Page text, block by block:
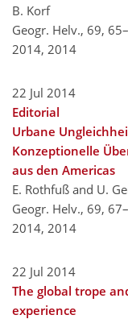
B. Korf
Geogr. Helv., 69,
2014, 2014
22 Jul 2014
Editorial
Urbane
Konzeptionelle
aus den Americas
E. Rothfuß and U.
Geogr. Helv., 69,
2014, 2014
22 Jul 2014
The global trope
experience